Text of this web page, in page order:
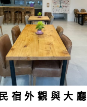
民宿外觀與大廳